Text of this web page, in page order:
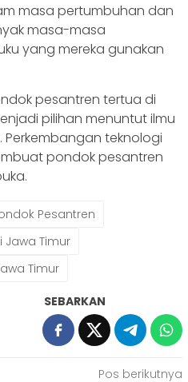
masa pertumbuhan dan
masa-masa
yang mereka gunakan
pesantren tertua di
pilihan menuntut ilmu
teknologi
pondok pesantren
Pesantren
Timur
Timur
SEBARKAN
Pos berikutnya